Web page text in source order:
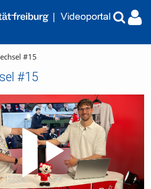
#15
#15